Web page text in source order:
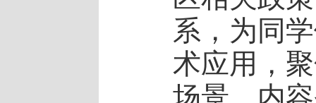
系，为同
术应用，